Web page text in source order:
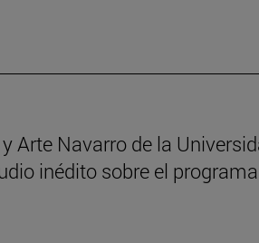
Arte Navarro de la
inédito sobre el